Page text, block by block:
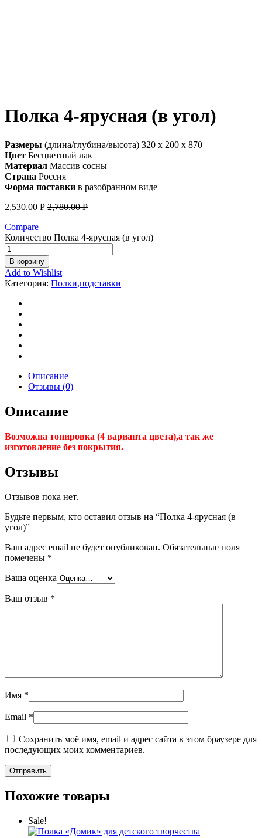
Полка 4-ярусная (в угол)
Размеры (длина/глубина/высота) 320 x 200 x 870
Цвет Бесцветный лак
Материал Массив сосны
Страна Россия
Форма поставки в разобранном виде
2,530.00 Р 2,780.00Р
Compare
Количество Полка 4-ярусная (в угол)
В корзину
Add to Wishlist
Категория: Полки,подставки
Описание
Отзывы (0)
Описание
Возможна тонировка (4 варианта цвета),а так же
изготовление без покрытия.
Отзывы
Отзывов пока нет.
Будьте первым, кто оставил отзыв на “Полка 4-ярусная (в
угол)”
Ваш адрес email не будет опубликован. Обязательные поля
помечены *
Ваша оценка
Ваш отзыв *
Имя *
Email *
Сохранить моё имя, email и адрес сайта в этом браузере для
последующих моих комментариев.
Похожие товары
Sale!